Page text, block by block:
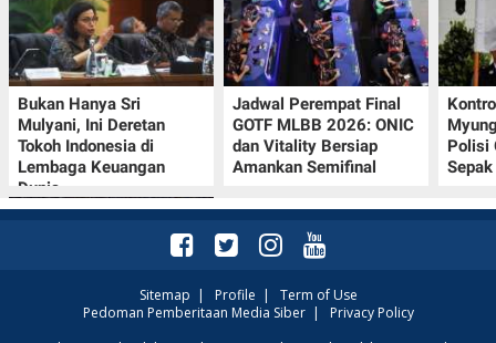
Bukan Hanya Sri
Mulyani, Ini Deretan
Tokoh Indonesia di
Lembaga Keuangan
Dunia
Jadwal Perempat Final
GOTF MLBB 2026: ONIC
dan Vitality Bersiap
Amankan Semifinal
Polisi
Sitemap | Profile | Term of Use
Pedoman Pemberitaan Media Siber| Privacy Policy